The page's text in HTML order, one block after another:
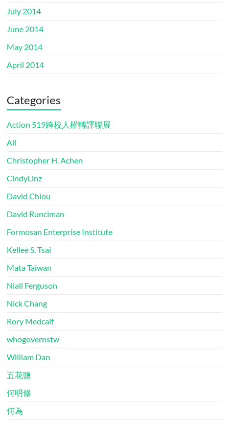
July 2014
June 2014
May 2014
April 2014
Categories
Action 519跨校人權轉譯聯展
All
Christopher H. Achen
CindyLinz
David Chiou
David Runciman
Formosan Enterprise Institute
Kellee S. Tsai
Mata Taiwan
Niall Ferguson
Nick Chang
Rory Medcalf
whogovernstw
William Dan
五花鹽
何明修
何為